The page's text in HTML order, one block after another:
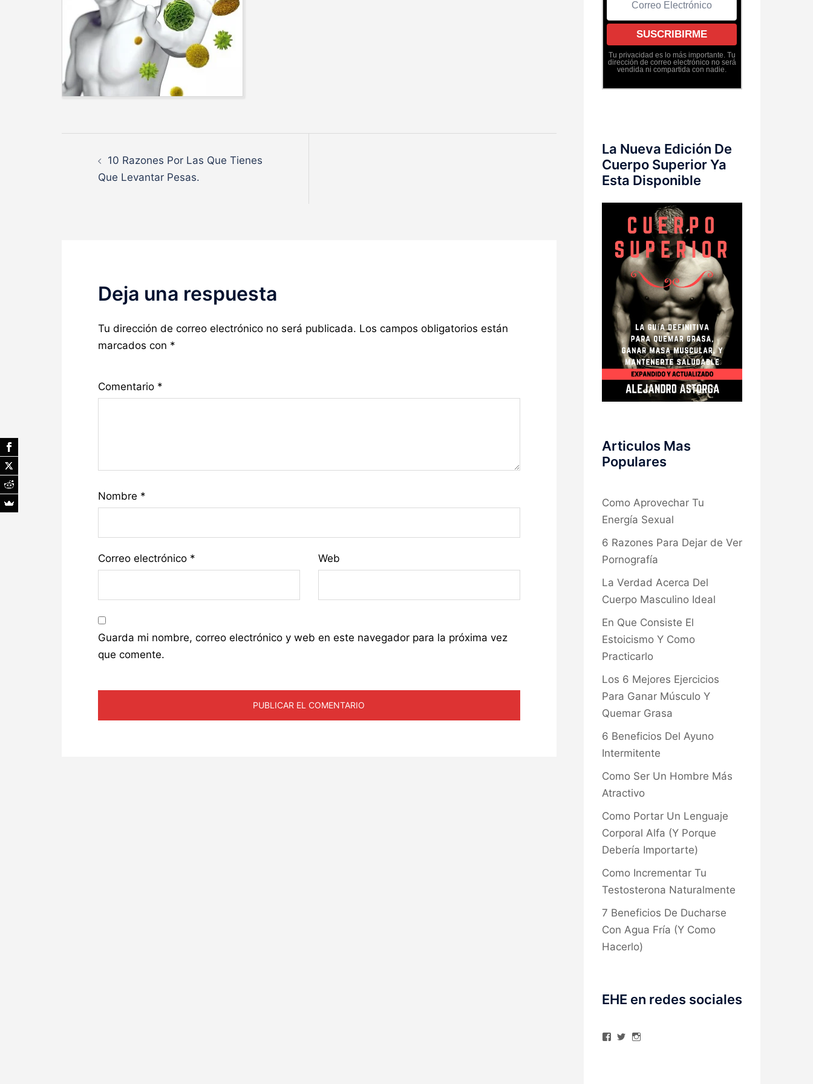
10 Razones Por Las Que Tienes
Que Levantar Pesas.
Deja una respuesta
Tu dirección de correo electrónico no será publicada. Los campos obligatorios están
marcados con *
Comentario *
Nombre *
Correo electrónico * Web
Guarda mi nombre, correo electrónico y web en este navegador para la próxima vez
que comente.
Tu privacidad es lo más importante. Tu
dirección de correo electrónico no será
vendida ni compartida con nadie.
La Nueva Edición De
Cuerpo Superior Ya
Esta Disponible
Articulos Mas
Populares
Como Aprovechar Tu
Energía Sexual
6 Razones Para Dejar de Ver
Pornografía
La Verdad Acerca Del
Cuerpo Masculino Ideal
En Que Consiste El
Estoicismo Y Como
Practicarlo
Los 6 Mejores Ejercicios
Para Ganar Músculo Y
Quemar Grasa
6 Beneficios Del Ayuno
Intermitente
Como Ser Un Hombre Más
Atractivo
Como Portar Un Lenguaje
Corporal Alfa (Y Porque
Debería Importarte)
Como Incrementar Tu
Testosterona Naturalmente
7 Beneficios De Ducharse
Con Agua Fría (Y Como
Hacerlo)
EHE en redes sociales
Ver
VerVer